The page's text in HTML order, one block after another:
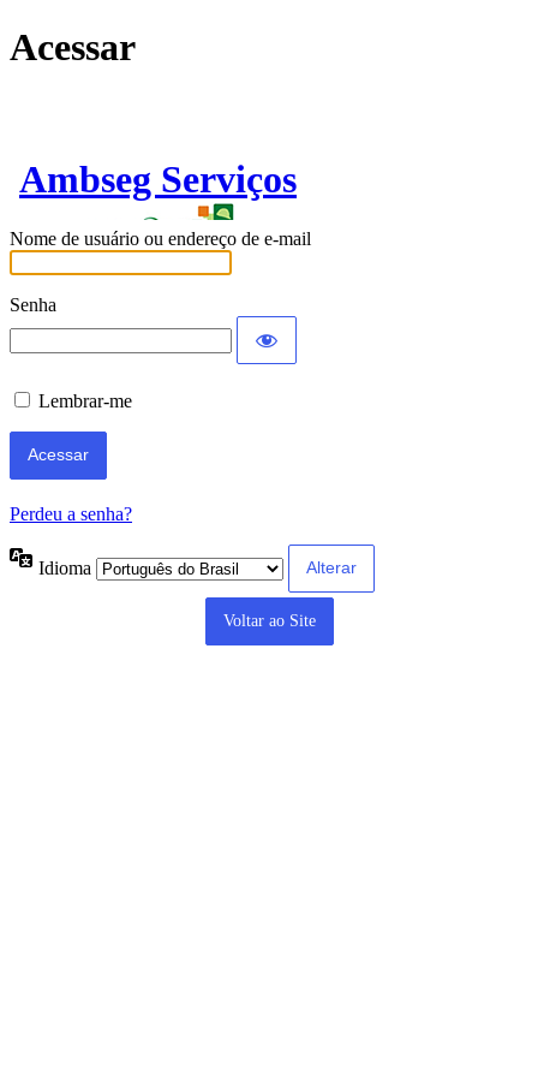
Acessar
Ambseg Serviços
Nome de usuário ou endereço de e-mail
Senha
Lembrar-me
Perdeu a senha?
Idioma
Voltar ao Site